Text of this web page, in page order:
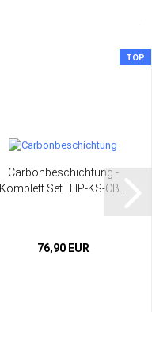
TOP
Carbonbeschichtung -
Komplett Set | HP-KS-CB...
76,90 EUR